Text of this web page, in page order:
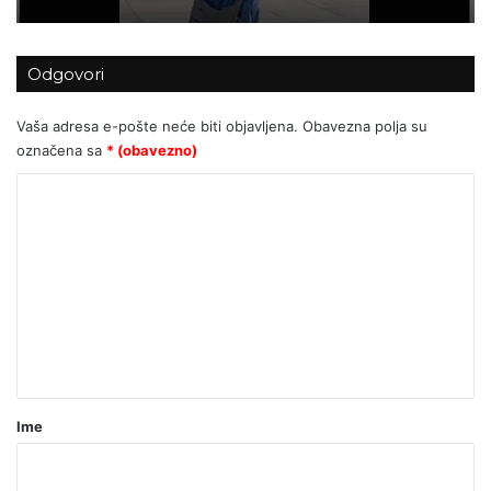
MEDIJSKA MANIPULACIJA ILI
NOVINARSTVO? Zašto javnosti opet
na Trgu?
Odgovori
Vaša adresa e-pošte neće biti objavljena. Obavezna polja su
označena sa * (obavezno)
rIme